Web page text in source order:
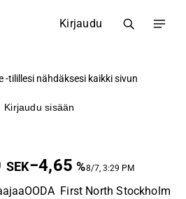
Kirjaudu
-tilillesi nähdäksesi kaikki sivun
Kirjaudu sisään
SEK−4,65 %8/7, 3:29 PM
OODA First North Stockholm